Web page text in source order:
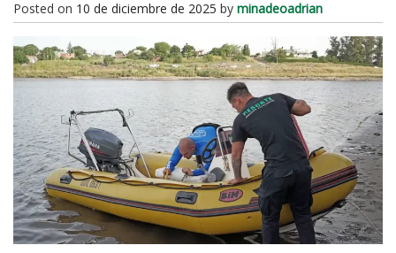
Posted on 10 de diciembre de 2025 by minadeoadrian